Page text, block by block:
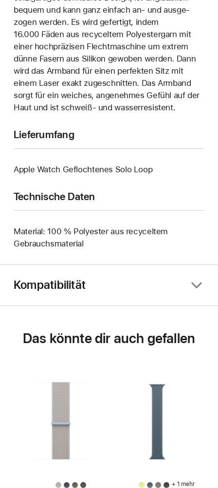
bequem und kann ganz einfach an‑ und ausge­
zogen werden. Es wird gefertigt, indem
16.000 Fäden aus recyceltem Polyester­garn mit
einer hoch­präzisen Flecht­maschine um extrem
dünne Fasern aus Silikon gewoben werden. Dann
wird das Armband für einen perfekten Sitz mit
einem Laser exakt zuge­schnitten. Das Armband
sorgt für ein weiches, angenehmes Gefühl auf der
Haut und ist schweiß- und wasser­resistent.
Lieferumfang
Apple Watch Geflochtenes Solo Loop
Technische Daten
Material: 100 % Polyester aus recyceltem
Gebrauchsmaterial
Kompatibilität
Das könnte dir auch gefallen
+ 1 mehr